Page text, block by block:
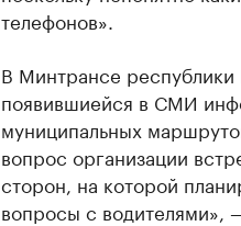
телефонов».
В Минтрансе
появившиейся в СМИ
муниципальных
вопрос организации
сторон, на которой
вопросы с водителями»,